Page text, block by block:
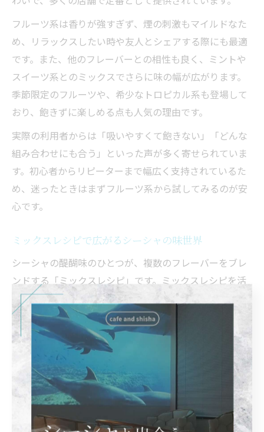
フルーツ系は香りが強すぎず、煙の刺激もマイルドなた
め、リラックスしたい時や友人とシェアする際にも最適
です。また、他のフレーバーとの相性も良く、ミントや
スイーツ系とのミックスでさらに味の幅が広がります。
季節限定のフルーツや、希少なトロピカル系も登場して
おり、飽きずに楽しめる点も人気の理由です。
実際の利用者からは「吸いやすくて飽きない」「どんな
組み合わせにも合う」といった声が多く寄せられていま
す。初心者からリピーターまで幅広く支持されているた
め、迷ったときはまずフルーツ系から試してみるのが安
心です。
ミックスレシピで広がるシーシャの味世界
シーシャの醍醐味のひとつが、複数のフレーバーをブレ
ンドする「ミックスレシピ」です。ミックスレシピを活
用することで、単体では味わえない奥深い香りや独自の
味わいを楽しめます。特に「ミント＆フルーツ」や「ベ
リー＆バニラ」など、相性の良い組み合わせは多くの店
舗で定番となっています。
ミックスレシピを作る際のポイントは、ベースとなるフ
レーバーを決めてから、アクセントとなる味を少量加え
ることです。初心者は2種類から始め、慣れてきたら3種
類以上にチャレンジすると良いでしょう。例えば「ダブ